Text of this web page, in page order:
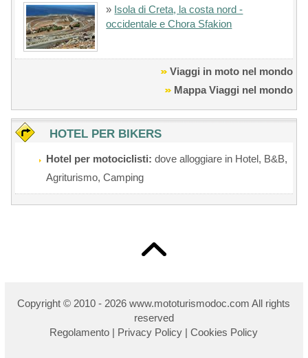
» Isola di Creta, la costa nord -
occidentale e Chora Sfakion
Viaggi in moto nel mondo
Mappa Viaggi nel mondo
HOTEL PER BIKERS
Hotel per motociclisti: dove alloggiare in Hotel, B&B,
Agriturismo, Camping
Copyright © 2010 - 2026 www.mototurismodoc.com All rights
reserved
Regolamento | Privacy Policy |Cookies Policy